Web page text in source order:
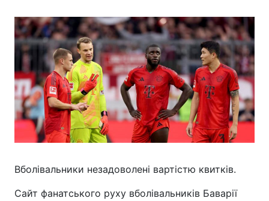
Вболівальники незадоволені вартістю квитків.
Сайт фанатського руху вболівальників Баварії